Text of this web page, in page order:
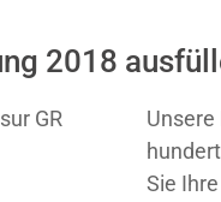
2018
Sie Ihre